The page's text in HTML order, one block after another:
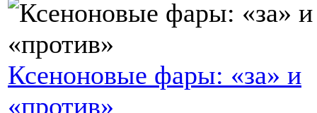
Ксеноновые фары: «за» и
«против»